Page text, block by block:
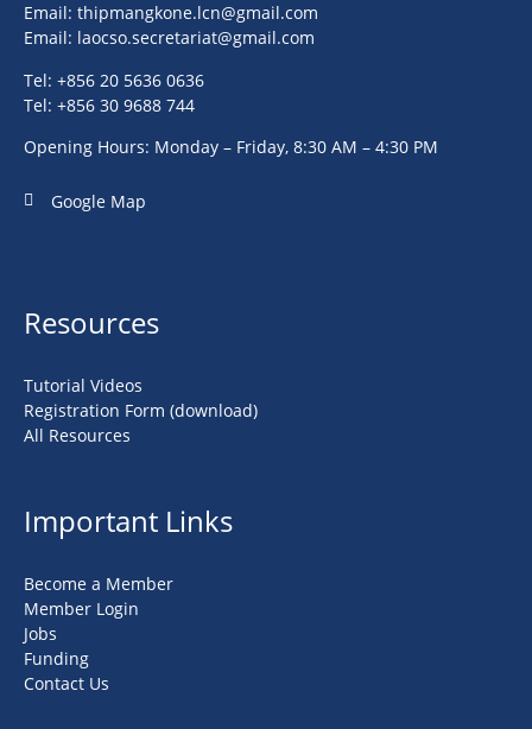
Email: thipmangkone.lcn@gmail.com
Email: laocso.secretariat@gmail.com
Tel: +856 20 5636 0636
Tel: +856 30 9688 744
Opening Hours: Monday – Friday, 8:30 AM – 4:30 PM
Google Map
Resources
Tutorial Videos
Registration Form (download)
All Resources
Important Links
Become a Member
Member Login
Jobs
Funding
Contact Us